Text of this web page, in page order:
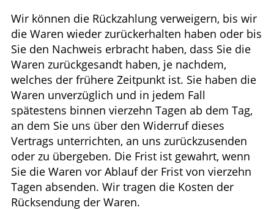
Wir können die Rückzahlung verweigern, bis wir
die Waren wieder zurückerhalten haben oder bis
Sie den Nachweis erbracht haben, dass Sie die
Waren zurückgesandt haben, je nachdem,
welches der frühere Zeitpunkt ist. Sie haben die
Waren unverzüglich und in jedem Fall
spätestens binnen vierzehn Tagen ab dem Tag,
an dem Sie uns über den Widerruf dieses
Vertrags unterrichten, an uns zurückzusenden
oder zu übergeben. Die Frist ist gewahrt, wenn
Sie die Waren vor Ablauf der Frist von vierzehn
Tagen absenden. Wir tragen die Kosten der
Rücksendung der Waren.